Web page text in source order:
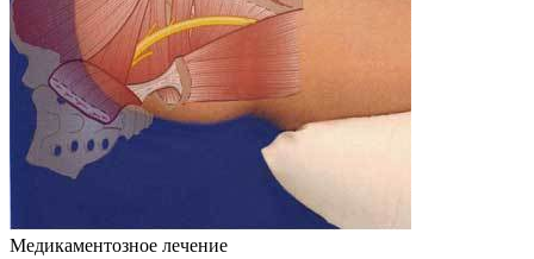
Медикаментозное лечение